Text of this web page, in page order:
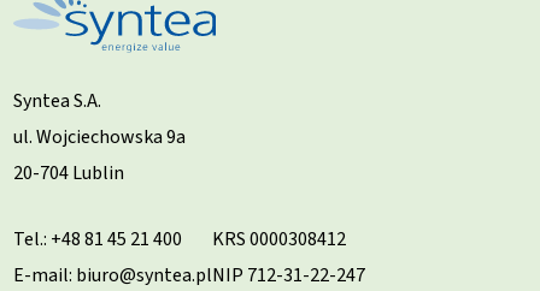
Syntea S.A.
ul. Wojciechowska 9a
20-704 Lublin
Tel.: +48 81 45 21 400
E-mail: biuro@syntea.pl
KRS 0000308412
NIP 712-31-22-247